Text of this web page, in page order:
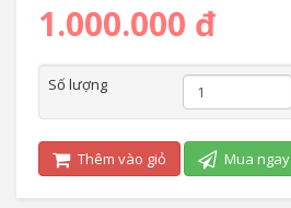
1.000.000 đ
Số lượng
Thêm vào giỏ Mua ngay